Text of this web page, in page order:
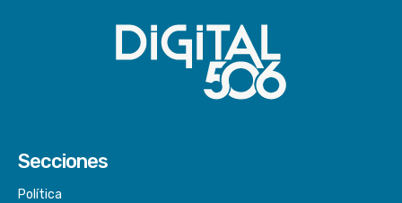
Secciones
Política